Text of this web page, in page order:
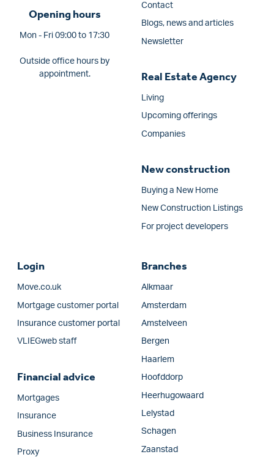
Opening hours
Mon - Fri 09:00 to 17:30
Outside office hours by
appointment.
Contact
Blogs, news and articles
Newsletter
Real Estate Agency
Living
Upcoming offerings
Companies
New construction
Buying a New Home
New Construction Listings
For project developers
Login
Move.co.uk
Mortgage customer portal
Insurance customer portal
VLIEGweb staff
Financial advice
Mortgages
Insurance
Business Insurance
Proxy
Branches
Alkmaar
Amsterdam
Amstelveen
Bergen
Haarlem
Hoofddorp
Heerhugowaard
Lelystad
Schagen
Zaanstad